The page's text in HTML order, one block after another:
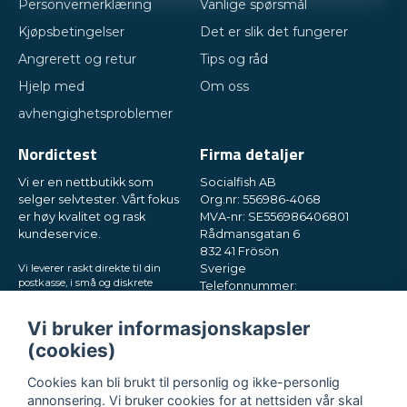
Personvernerklæring
Kjøpsbetingelser
Angrerett og retur
Hjelp med
avhengighetsproblemer
Vanlige spørsmål
Det er slik det fungerer
Tips og råd
Om oss
Nordictest
Vi er en nettbutikk som
selger selvtester. Vårt fokus
er høy kvalitet og rask
kundeservice.
Vi leverer raskt direkte til din
postkasse, i små og diskrete
Firma detaljer
Socialfish AB
Org.nr: 556986-4068
MVA-nr: SE556986406801
Rådmansgatan 6
832 41 Frösön
Sverige
Telefonnummer:
E-post:hey@nordictest.no
Vi bruker informasjonskapsler
(cookies)
Cookies kan bli brukt til personlig og ikke-personlig
annonsering. Vi bruker cookies for at nettsiden vår skal